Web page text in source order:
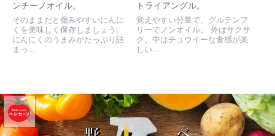
ンチーノオイル。
そのままだと傷みやすいにんに
くを美味しく保存しましょう。
にんにくのうまみがたっぷり詰
まっ...
トライアングル。
覚えやすい分量で、グルテンフ
リーでノンオイル。 外はサクサ
ク、中はチュウイーな食感が楽
しい...